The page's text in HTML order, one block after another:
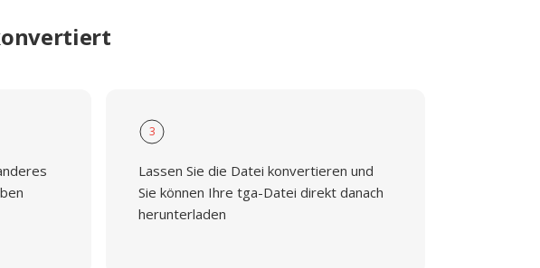
3
Lassen Sie die Datei konvertieren und
Sie können Ihre tga-Datei direkt danach
herunterladen